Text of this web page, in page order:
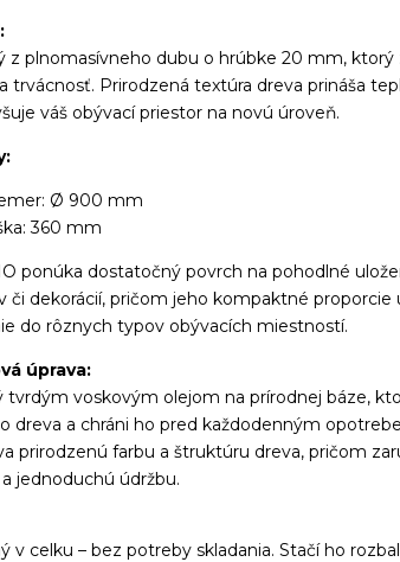
z plnomasívneho dubu o hrúbke 20 mm,
trvácnosť. Prirodzená textúra dreva prináša
váš obývací priestor na novú úroveň.
Ø 900 mm
360 mm
ponúka dostatočný povrch na pohodlné
či dekorácií, pričom jeho kompaktné proporcie
do rôznych typov obývacích miestností.
úprava:
tvrdým voskovým olejom na prírodnej báze,
dreva a chráni ho pred každodenným
prirodzenú farbu a štruktúru dreva, pričom
jednoduchú údržbu.
v celku – bez potreby skladania. Stačí ho